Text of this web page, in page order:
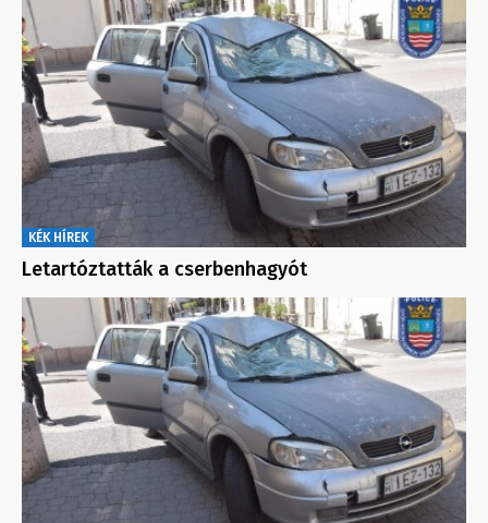
KÉK HÍREK
Letartóztatták a cserbenhagyót